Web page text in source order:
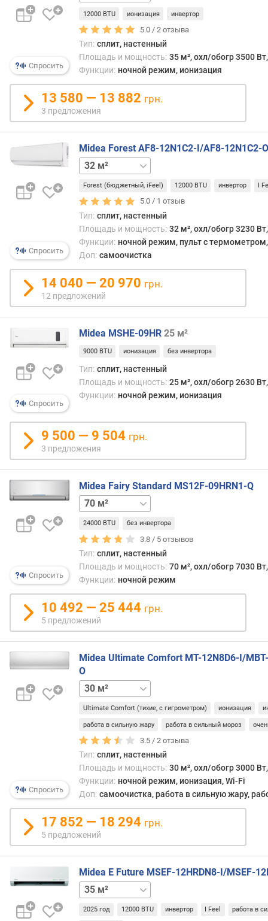
(
°
м
и
н
.
t
д
л
я
е
ж
о
б
о
г
р
е
(
C
н
о
м
и
н
а
ь
а
я
щ
н
о
с
T
к
н
у
т
р
е
н
х
б
л
Спросить
12000 BTU ионизация инвертор
5.0 /2 отзыва
Тип: сплит, настенный
Площадь и мощность: 35 м², охл/обогр 3500
Функции: ночной режим, ионизация
13 580 — 13 882 грн.
3 предложения
Спросить
Midea Forest AF8-12N1C2-I/AF8-12N1C2-O
20 м²26 м² 53 м²70 м²
Forest (бюджетный, iFeel) 12000 BTU инвертор I
5.0 / 1 отзыв
Тип: сплит, настенный
Площадь и мощность: 32 м², охл/обогр 3230
Функции: ночной режим, пульт с
Доп: самоочистка
14 040 — 20 970 грн.
12 предложений
Спросить
Midea MSHE-09HR 25 м²
9000 BTU ионизация без инвертора
Тип: сплит, настенный
Площадь и мощность: 25 м², охл/обогр 2630
Функции: ночной режим, ионизация
9 500 — 9 504 грн.
3 предложения
Спросить
Midea Fairy Standard MS12F-09HRN1-Q
20 м²35 м² 52 м²
24000 BTU без инвертора
3.8 / 5 отзывов
Тип: сплит, настенный
Площадь и мощность: 70 м², охл/обогр 7030
Функции: ночной режим
10 492 — 25 444 грн.
5 предложений
Спросить
Midea Ultimate Comfort MT-12N8D6-I/
O
25 м²
Ultimate Comfort (тихие, с гигрометром) ионизация
работа в сильную жару работа в сильный мороз
3.5 /2 отзыва
Тип: сплит, настенный
Площадь и мощность: 30 м², охл/обогр 3000
Функции: ночной режим, ионизация, Wi-Fi
Доп: самоочистка, работа в сильную жару,
17 852 — 18 294 грн.
5 предложений
Midea E Future MSEF-12HRDN8-I/MSEF-
20 м²27 м²
2025 год 12000 BTU инвертор I Feel работа в